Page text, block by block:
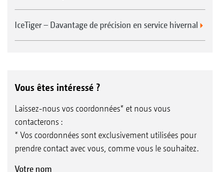
La GH travaille avec précision, même en bordure de
parcourir des distances importantes
IceTiger – Davantage de précision en service hivernal
Vous êtes intéressé ?
Laissez-nous vos coordonnées* et nous vous
contacterons :
* Vos coordonnées sont exclusivement utilisées pour
prendre contact avec vous, comme vous le souhaitez.
Votre nom